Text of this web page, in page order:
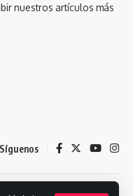
nuestros artículos más
Síguenos